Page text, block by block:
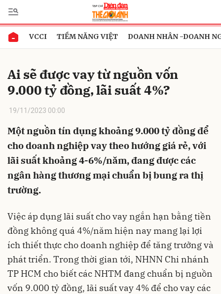
VCCI TIỀM NĂNG VIỆT DOANH NHÂN -DOANH
Ai sẽ được vay từ nguồn vốn
9.000 tỷ đồng, lãi suất 4%?
19/11/2023 00:00
Một nguồn tín dụng khoảng 9.000 tỷ đồng để
cho doanh nghiệp vay theo hướng giá rẻ, với
lãi suất khoảng 4-6%/năm, đang được các
ngân hàng thương mại chuẩn bị bung ra thị
trường.
Việc áp dụng lãi suất cho vay ngắn hạn bằng tiền
đồng không quá 4%/năm hiện nay mang lại lợi
ích thiết thực cho doanh nghiệp để tăng trưởng và
phát triển. Trong thời gian tới, NHNN Chi nhánh
TP HCM cho biết các NHTM đang chuẩn bị nguồn
vốn 9.000 tỷ đồng, lãi suất vay 4% để cho vay các
Gửi bình luận
Hủy Gửi